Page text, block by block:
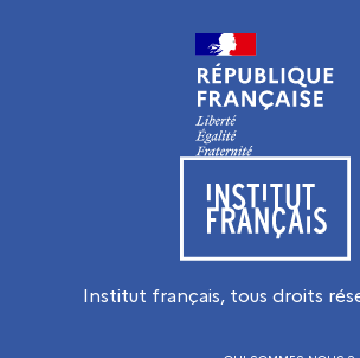
Visiter le site de l’Institut
Institut français, tous droits